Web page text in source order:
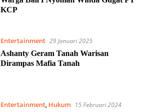
KCP
Entertainment 29 Januari 2025
Ashanty Geram Tanah Warisan
Dirampas Mafia Tanah
Entertainment, Hukum
15 Februari 2024